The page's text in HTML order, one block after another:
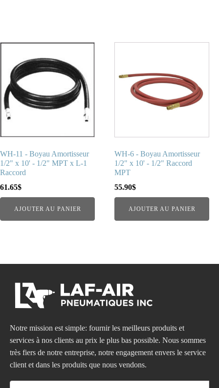
WH-11 - Boyau Amortisseur
1/2" x 10' - 1/2" MPT x L-1
Raccord
61.65$
AJOUTER AU PANIER
WH-6 - Boyau Amortisseur
1/2" x 10' - 1/2" Raccord
MPT
55.90$
AJOUTER AU PANIER
Notre mission est simple: fournir les meilleurs produits et
services à nos clients au prix le plus bas possible. Nous sommes
très fiers de notre entreprise, notre engagement envers le service
client et dans les produits que nous vendons.